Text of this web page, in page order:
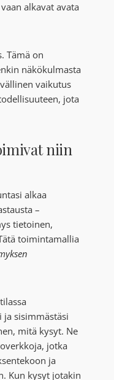
alkavat avata
Tämä on
näkökulmasta
vaikutus
jota
niin
alkaa
–
tietoinen,
toimintamallia
ja sisimmästäsi
mitä kysyt. Ne
jotka
ja
Kun kysyt jotakin